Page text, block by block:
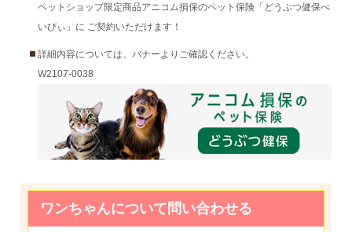
ペットショップ限定商品アニコム損保のペット保険「どうぶつ健保べ
いびぃ」に ご契約いただけます！
詳細内容については、バナーよりご確認ください。
W2107-0038
ワンちゃんについて問い合わせる